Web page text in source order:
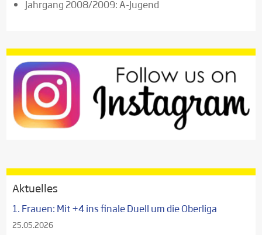
Jahrgang 2008/2009: A-Jugend
Aktuelles
1. Frauen: Mit +4 ins finale Duell um die Oberliga
25.05.2026